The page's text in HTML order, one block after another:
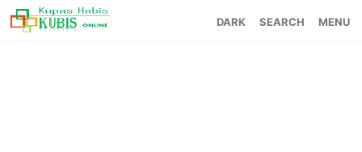
SEARCH MENU